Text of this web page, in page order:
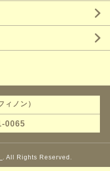
ィノン）
0065
. All Rights Reserved.